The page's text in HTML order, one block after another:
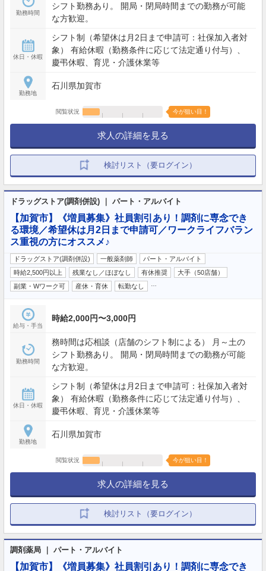
勤務時間
シフト勤務あり。 開局・閉局時間までの勤務が可能
な方歓迎。
休日・休暇
シフト制（希望休は月2日まで申請可：社保加入者対
象） 有給休暇（勤務条件に応じて法定通り付与）、
慶弔休暇、育児・介護休業等
勤務地
石川県加賀市
閲覧状況 今が狙い目！
求人の詳細を見る
検討リスト（要ログイン）
ドラッグストア(調剤併設) ｜ パート・アルバイト
【加賀市】《増員募集》社員割引あり！調剤に専念でき
る環境／希望休は月2日まで申請可／ワークライフバラン
ス重視の方にオススメ♪
ドラッグストア(調剤併設) 一般薬剤師
パート・アルバイト
時給2,500円以上
残業なし／ほぼなし 有休推奨
大手（50店舗）
副業・Wワーク可
産休・育休 転勤なし
給与・手当
時給2,000円〜3,000円
勤務時間
務時間は応相談（店舗のシフト制による） 月～土の
シフト勤務あり。 開局・閉局時間までの勤務が可能
な方歓迎。
休日・休暇
シフト制（希望休は月2日まで申請可：社保加入者対
象） 有給休暇（勤務条件に応じて法定通り付与）、
慶弔休暇、育児・介護休業等
勤務地
石川県加賀市
閲覧状況 今が狙い目！
求人の詳細を見る
検討リスト（要ログイン）
調剤薬局 ｜ パート・アルバイト
【加賀市】《増員募集》社員割引あり！調剤に専念でき